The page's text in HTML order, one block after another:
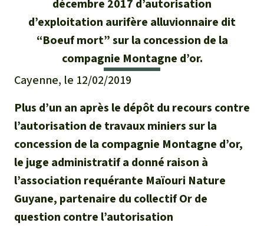
Les aires protégées
La forêt tropicale
Le bois tropical
Les biocarburants
L’aluminium
L'élevage industriel
L'or
Questions fréquentes
Rapports annuels
Médias
Communiqués
Dans la presse
English
Italiano
Português
Indonesia
Soutien aux activistes
Afrique
Amérique latine
décembre 2017 d’autorisation
d’exploitation aurifère alluvionnaire dit
“Boeuf mort” sur la concession de la
compagnie Montagne d’or.
Cayenne, le 12/02/2019
Plus d’un an après le dépôt du recours contre
l’autorisation de travaux miniers sur la
concession de la compagnie Montagne d’or,
le juge administratif a donné raison à
l’association requérante Maïouri Nature
Guyane, partenaire du collectif Or de
question contre l’autorisation